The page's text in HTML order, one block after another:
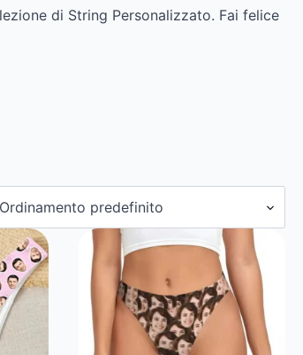
di String Personalizzato. Fai felice